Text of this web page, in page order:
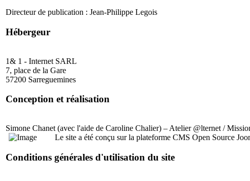
Directeur de publication : Jean-Philippe Legois
Hébergeur
1& 1 - Internet SARL
7, place de la Gare
57200 Sarreguemines
Conception et réalisation
Simone Chanet (avec l'aide de Caroline Chalier) – Atelier @lternet /
Le site a été conçu sur la plateforme CMS Open Source
Conditions générales d'utilisation du site